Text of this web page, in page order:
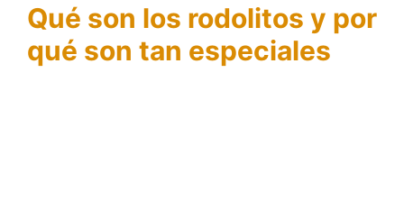
Qué son los rodolitos y por
qué son tan especiales